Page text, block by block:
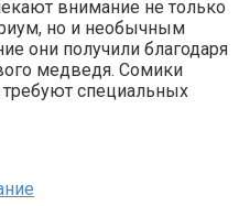
внимание не только
но и необычным
они получили благодаря
медведя. Сомики
специальных